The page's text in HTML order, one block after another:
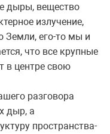
дыры, вещество
излучение,
Земли, его-то мы и
что все крупные
в центре свою
разговора
дыр, а
пространства-